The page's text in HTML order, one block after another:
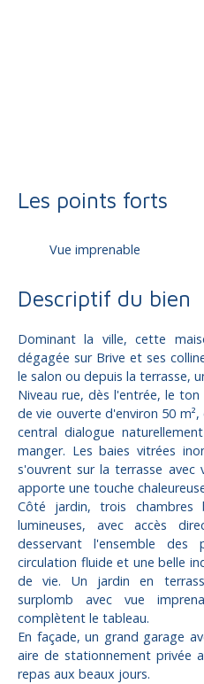
Les points forts
Vue imprenable
Descriptif du bien
Dominant la ville, cette
dégagée sur Brive et ses
le salon ou depuis la terrasse,
Niveau rue, dès l'entrée, le
de vie ouverte d'environ 50
central dialogue
manger. Les baies vitrées
s'ouvrent sur la terrasse avec
apporte une touche
Côté jardin, trois chambres
lumineuses, avec accès
desservant l'ensemble
circulation fluide et une belle
de vie. Un jardin en
surplomb avec vue
complètent le tableau.
En façade, un grand garage
aire de stationnement privée
repas aux beaux jours.